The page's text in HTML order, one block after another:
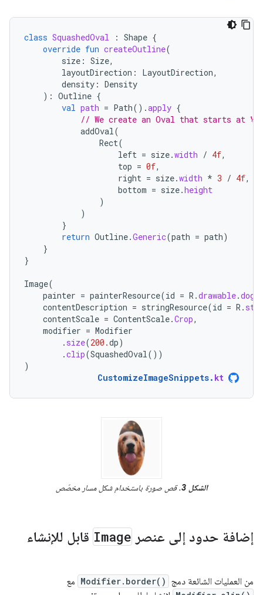
class SquashedOval : Shape {
override fun createOutline(
size : Size,
layoutDirection : LayoutDirection,
density : Density
): Outline {
val path = Path().apply {
// We create an Oval that starts at ¼
addOval(
Rect(
left = size.width / 4f,
top = 0f,
right = size.width * 3 / 4f,
bottom = size.height
)
)
}
return Outline.Generic(path = path)
}
}
Image(
painter = painterResource(id = R .drawable.dog
contentDescription = stringResource(id = R .
contentScale = ContentScale.Crop,
modifier = Modifier
. size(200.dp)
.clip(SquashedOval())
)
CustomizeImageSnippets. kt
الشكل 3 . قص صورة باستخدام شكل مسار مخصّص
إضافة حدود إلى عنصر Image قابل للإنشاء
من العمليات الشائعة دمج Modifier.border() مع